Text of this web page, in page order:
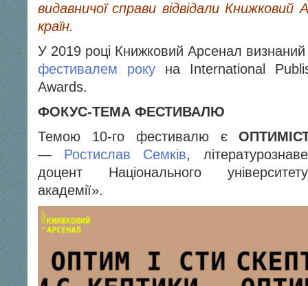
видавничої справи відвідали Книжковий
країн.
У 2019 році Книжковий Арсенал
фестивалем року на International
Awards.
ФОКУС-ТЕМА ФЕСТИВАЛЮ
Темою 10-го фестивалю є
— Ростислав Семків,
доцент Національного
академії».